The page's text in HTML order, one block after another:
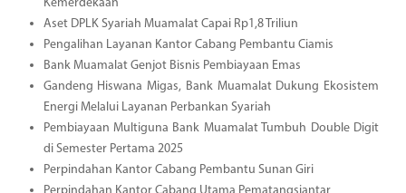
Kemerdekaan
Aset DPLK Syariah Muamalat Capai Rp1,8 Triliun
Pengalihan Layanan Kantor Cabang Pembantu Ciamis
Bank Muamalat Genjot Bisnis Pembiayaan Emas
Gandeng Hiswana Migas, Bank Muamalat Dukung Ekosistem
Energi Melalui Layanan Perbankan Syariah
Pembiayaan Multiguna Bank Muamalat Tumbuh Double Digit
di Semester Pertama 2025
Perpindahan Kantor Cabang Pembantu Sunan Giri